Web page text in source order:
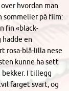
hvordan man
sommelier på film:
fin «black-
en
rosa-blå-lilla nese
kunne ha sett
I tillegg
farget svart, og